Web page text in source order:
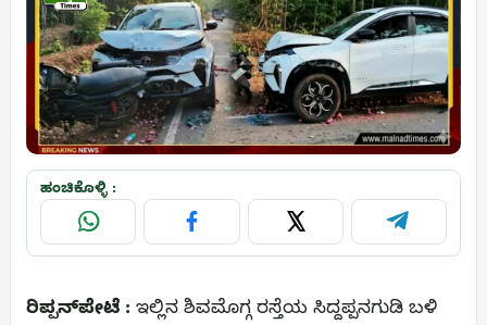
ಹಂಚಿಕೊಳ್ಳಿ :
WhatsApp Facebook X Telegram
ರಿಪ್ಪನ್‌ಪೇಟೆ : ಇಲ್ಲಿನ ಶಿವಮೊಗ್ಗ ರಸ್ತೆಯ ಸಿದ್ದಪ್ಪನಗುಡಿ ಬಳಿ